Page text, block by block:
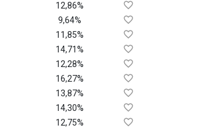
12,86%
9,64%
11,85%
14,71%
12,28%
16,27%
13,87%
14,30%
12,75%